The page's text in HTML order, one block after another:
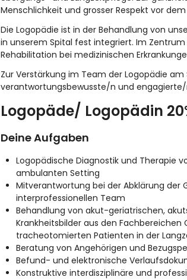
Menschlichkeit und grosser Respekt vor dem
Die Logopädie ist in der Behandlung von
in unserem Spital fest integriert. Im
Rehabilitation bei medizinischen
Zur Verstärkung im Team der Logopädie
verantwortungsbewusste/n und
Logopäde/ Logopädin
Deine Aufgaben
Logopädische Diagnostik und Therapie
ambulanten Setting
Mitverantwortung bei der Abklärung
interprofessionellen Team
Behandlung von akut-geriatrischen,
Krankheitsbilder aus den Fachbereichen
tracheotomierten Patienten in der
Beratung von Angehörigen und
Befund- und elektronische
Konstruktive interdisziplinäre und